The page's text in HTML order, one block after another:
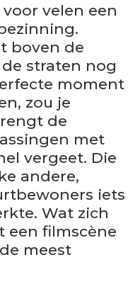
velen een
boven de
straten nog
moment
zou je
de
met
vergeet. Die
andere,
iets
Wat zich
een filmscène
meest